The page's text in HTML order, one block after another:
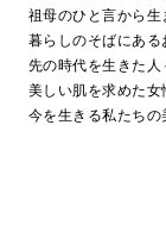
祖母のひと言から生
暮らしのそばにあ
先の時代を生きた人
美しい肌を求めた
今を生きる私たちの